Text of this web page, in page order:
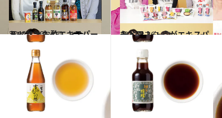
2011.8.30
ミツカン お酢エキスパート
ライフスタイル 2011.8.26
永谷園 しょうがエキスパート
ライフスタイル